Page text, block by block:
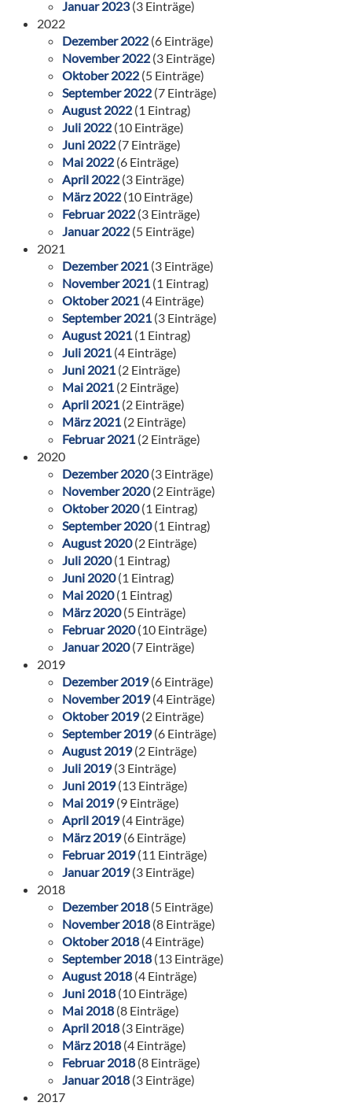
Januar 2023(3 Einträge)
2022
Dezember 2022 (6 Einträge)
November 2022 (3 Einträge)
Oktober 2022 (5 Einträge)
September 2022 (7 Einträge)
August 2022 (1 Eintrag)
Juli 2022 (10 Einträge)
Juni 2022 (7 Einträge)
Mai 2022 (6 Einträge)
April 2022 (3 Einträge)
März 2022 (10 Einträge)
Februar 2022 (3 Einträge)
Januar 2022 (5 Einträge)
2021
Dezember 2021 (3 Einträge)
November 2021 (1 Eintrag)
Oktober 2021 (4 Einträge)
September 2021 (3 Einträge)
August 2021 (1 Eintrag)
Juli 2021 (4 Einträge)
Juni 2021 (2 Einträge)
Mai 2021 (2 Einträge)
April 2021 (2 Einträge)
März 2021 (2 Einträge)
Februar 2021 (2 Einträge)
2020
Dezember 2020(3 Einträge)
November 2020(2 Einträge)
Oktober 2020(1 Eintrag)
September 2020(1 Eintrag)
August 2020(2 Einträge)
Juli 2020(1 Eintrag)
Juni 2020(1 Eintrag)
Mai 2020(1 Eintrag)
März 2020(5 Einträge)
Februar 2020(10 Einträge)
Januar 2020(7 Einträge)
2019
Dezember 2019(6 Einträge)
November 2019(4 Einträge)
Oktober 2019(2 Einträge)
September 2019(6 Einträge)
August 2019(2 Einträge)
Juli 2019(3 Einträge)
Juni 2019(13 Einträge)
Mai 2019(9 Einträge)
April 2019(4 Einträge)
März 2019(6 Einträge)
Februar 2019(11 Einträge)
Januar 2019(3 Einträge)
2018
Dezember 2018(5 Einträge)
November 2018(8 Einträge)
Oktober 2018(4 Einträge)
September 2018(13 Einträge)
August 2018(4 Einträge)
Juni 2018(10 Einträge)
Mai 2018(8 Einträge)
April 2018(3 Einträge)
März 2018(4 Einträge)
Februar 2018(8 Einträge)
Januar 2018(3 Einträge)
2017